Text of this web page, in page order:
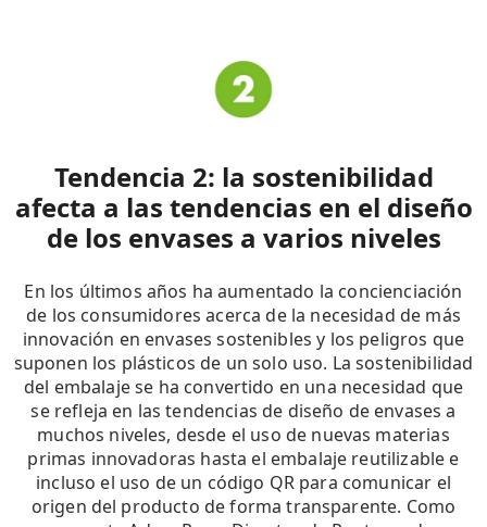
Tendencia 2: la sostenibilidad
afecta a las tendencias en el diseño
de los envases a varios niveles
En los últimos años ha aumentado la concienciación
de los consumidores acerca de la necesidad de más
innovación en envases sostenibles y los peligros que
suponen los plásticos de un solo uso. La sostenibilidad
del embalaje se ha convertido en una necesidad que
se refleja en las tendencias de diseño de envases a
muchos niveles, desde el uso de nuevas materias
primas innovadoras hasta el embalaje reutilizable e
incluso el uso de un código QR para comunicar el
origen del producto de forma transparente. Como